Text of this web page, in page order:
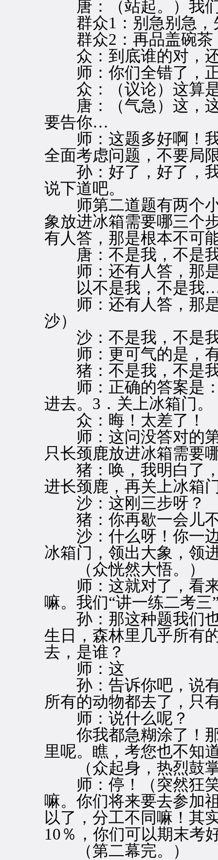
唐：（站起。）我们
群众1：别急别急，
群众2：再品盖碗茶
众：到底谁的对，还
师：你们全错了，
众：（议论）这算是
唐：（气急）这，这
要告你…
师：这题多好啊！我
全面考虑问题，不要
孙：好了，好了，我
说下道吧。
师第二道题有两个小
象放进冰箱需要哪三个
有人答，那是根本不可
唐：不是我，不是
师：还有人答，那是
以不是我，不是
师：还有人答，那是
沙）
沙：不是我，不是
师：更可气的是，有
猪：不是我，不是
师：正确的答案是：
进去。3．关上冰箱门。
众：晦！太差了！
师：这问没答对的第
只长颈鹿放进冰箱需要
猪：唤，我明白了，
进长颈鹿，再关上冰箱
沙：这刚三步呀？
猪：你再歇一会儿不
沙：什么呀！你一边
冰箱门，领出大象，领
（众恍然大悟。）
师：这就对了，看来
嘛。我们“讲一练二考
孙：那这种题我们也
生日，森林里几乎所有
去，是谁？
师：这
孙：告诉你吧，说有
所有的动物都去了，只
师：说什么呢？
你我都急糊涂了！那
里呢。瞧，考您也不知
（众起身，热烈鼓掌
师：停！（突然狂
嘛。你们将来要去参加
以了，分工不同嘛！其
10％，你们可以期末考
（第二幕完。）